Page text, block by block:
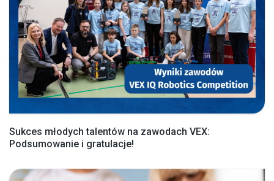
Sukces młodych talentów na zawodach VEX:
Podsumowanie i gratulacje!